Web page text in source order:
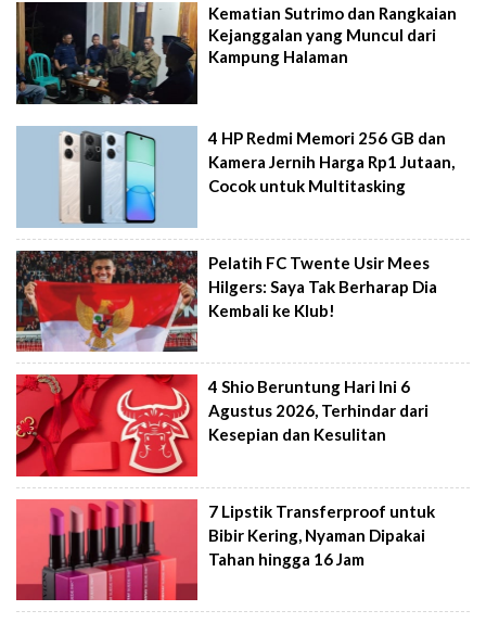
Kematian Sutrimo dan Rangkaian
Kejanggalan yang Muncul dari
Kampung Halaman
4 HP Redmi Memori 256 GB dan
Kamera Jernih Harga Rp1 Jutaan,
Cocok untuk Multitasking
Pelatih FC Twente Usir Mees
Hilgers: Saya Tak Berharap Dia
Kembali ke Klub!
4 Shio Beruntung Hari Ini 6
Agustus 2026, Terhindar dari
Kesepian dan Kesulitan
7 Lipstik Transferproof untuk
Bibir Kering, Nyaman Dipakai
Tahan hingga 16 Jam